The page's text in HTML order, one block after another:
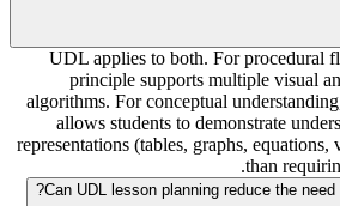
UDL applies to both. For procedural
principle supports multiple visual
algorithms. For conceptual
allows students to demonstrate
representations (tables, graphs,
than
Can UDL lesson planning reduce the need